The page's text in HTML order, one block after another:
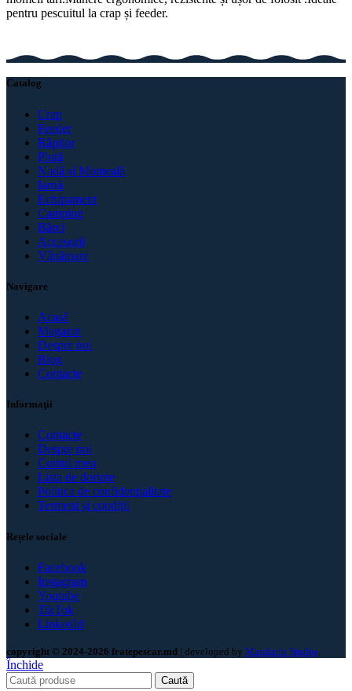
pentru pescuitul la crap și feeder.
Catalog
Crap
Feeder
Răpitor
Plută
Nadă și Momeală
Iarnă
Echipament
Camping
Bărci
Accesorii
Vânătoare
Navigare
Acasă
Magazin
Despre noi
Blog
Contacte
Informaţii
Contacte
Despre noi
Contul meu
Lista de dorințe
Politica de confidenţialitate
Termeni și condiții
Rețele sociale
Facebook
Instagram
Youtube
TikTok
LinkedId
copyright © 2024-2026 fratepescar.md | developed by Mandarin Studio
Închide
Caută